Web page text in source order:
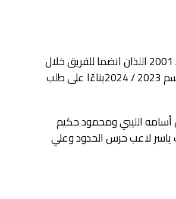
قرر مجلس إدارة نادي القناة قسه التعاقد مع عمر حجاج ومحمد خالد لاعبا الأهلي مواليد 2001 اللذان انضما للفريق خلال
فترة الانتقالات الصيفية الجارية من أجل تدعيم صفوفه قبل انطلاق دوري المحترفين موسم 2023 / 2024بناءًا على طلب
الليبي ومحمود حكيم
ياسر لاعب حرس الحدود وعلي